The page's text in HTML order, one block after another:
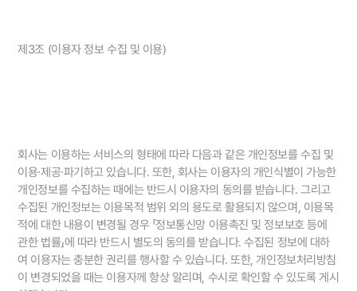
제3조 (이용자 정보 수집 및 이용)
회사는 이용하는 서비스의 형태에 따라 다음과 같은 개인정보를 수집 및
이용∙제공∙파기하고 있습니다. 또한, 회사는 이용자의 개인식별이 가능한
개인정보를 수집하는 때에는 반드시 이용자의 동의를 받습니다. 그리고
수집된 개인정보는 이용목적 범위 외의 용도로 활용되지 않으며, 이용목
적에 대한 내용이 변경될 경우 「정보통신망 이용촉진 및 정보보호 등에
관한 법률」에 따라 반드시 별도의 동의를 받습니다. 수집된 정보에 대하
여 이용자는 충분한 권리를 행사할 수 있습니다. 또한, 개인정보처리방침
이 변경되었을 때는 이용자께 항상 알리며, 수시로 확인할 수 있도록 게시